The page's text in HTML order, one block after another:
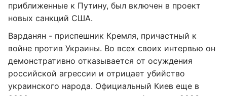
приближенные к Путину, был включен в проект
новых санкций США.
Варданян - приспешник Кремля, причастный к
войне против Украины. Во всех своих интервью он
демонстративно отказывается от осуждения
российской агрессии и отрицает убийство
украинского народа. Официальный Киев еще в